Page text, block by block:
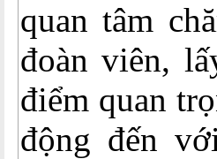
quan tâm
đoàn viên,
điểm quan
động đến